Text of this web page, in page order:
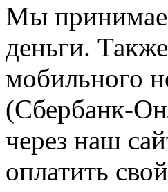
Мы
деньги.
мобильного
(Сбербанк-
через наш
оплатить